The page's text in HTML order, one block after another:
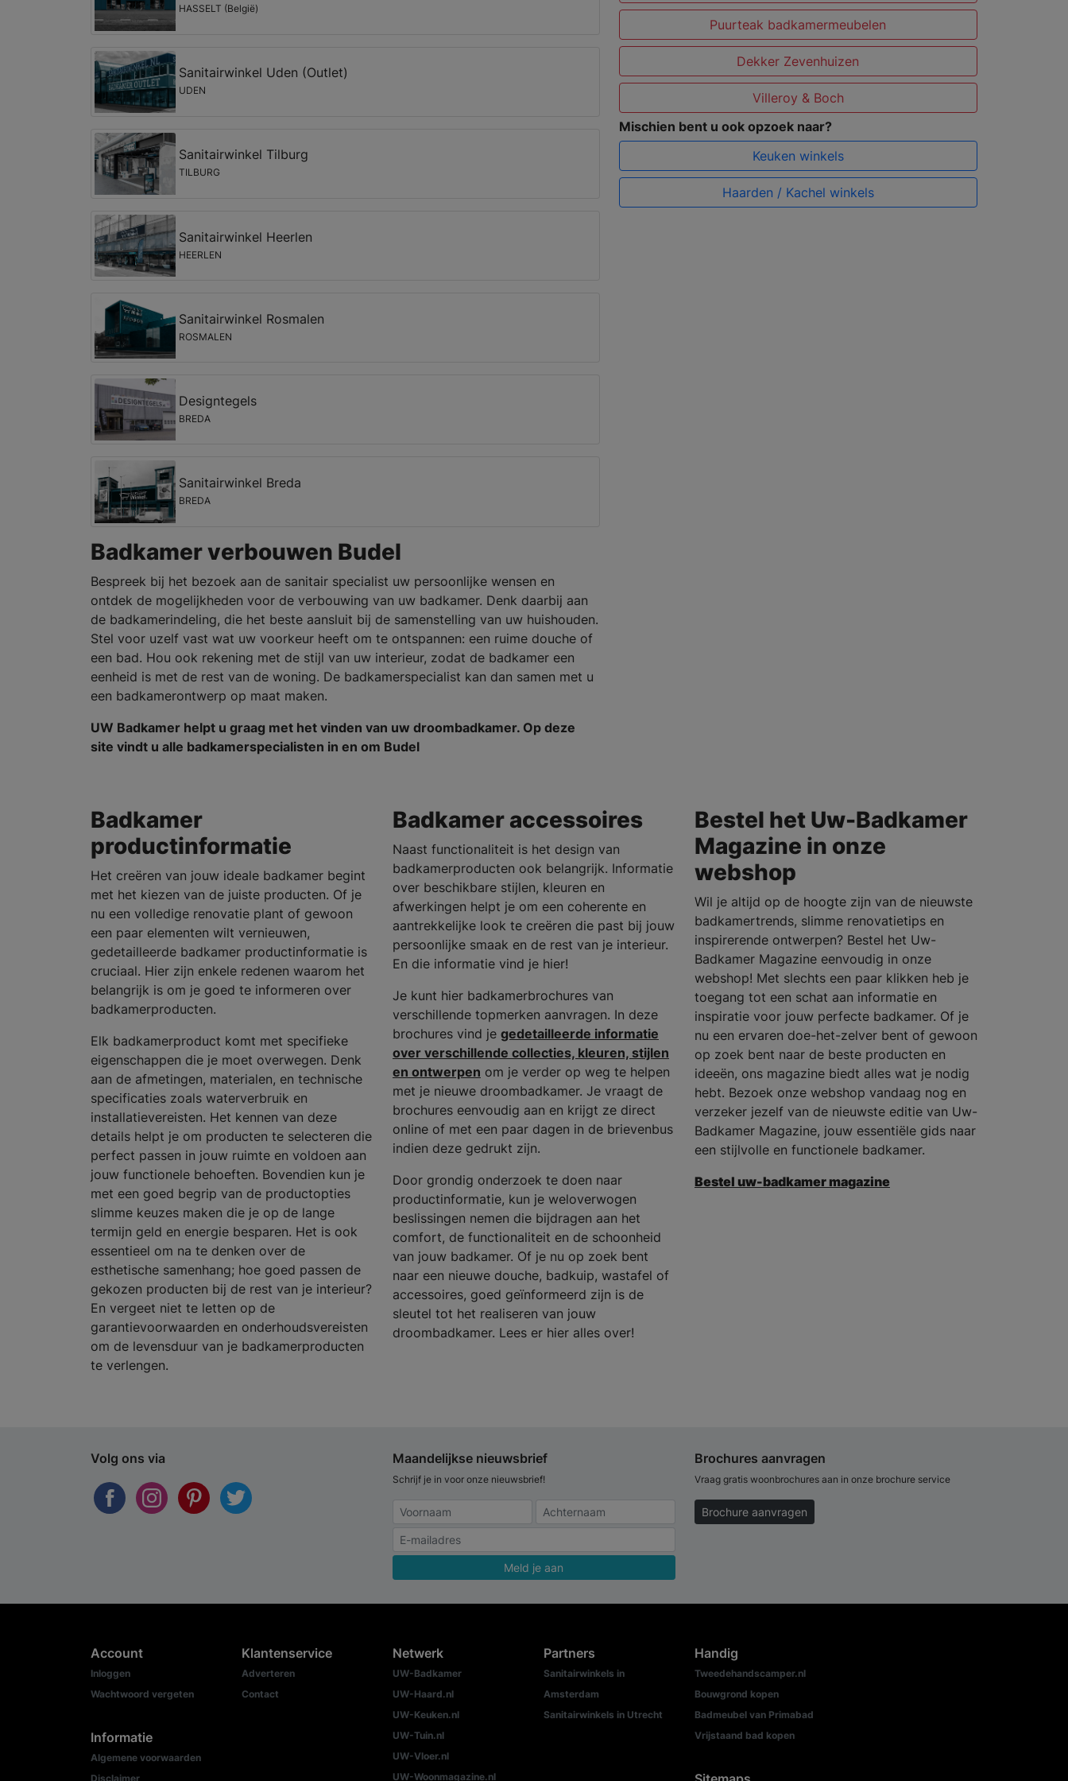
HASSELT (België)
Sanitairwinkel Uden (Outlet)
UDEN
Sanitairwinkel Tilburg
TILBURG
Sanitairwinkel Heerlen
HEERLEN
Sanitairwinkel Rosmalen
ROSMALEN
Designtegels
BREDA
Sanitairwinkel Breda
BREDA
Badkamer verbouwen Budel
Bespreek bij het bezoek aan de sanitair specialist uw persoonlijke wensen en
ontdek de mogelijkheden voor de verbouwing van uw badkamer. Denk daarbij aan
de badkamerindeling, die het beste aansluit bij de samenstelling van uw huishouden.
Stel voor uzelf vast wat uw voorkeur heeft om te ontspannen: een ruime douche of
een bad. Hou ook rekening met de stijl van uw interieur, zodat de badkamer een
eenheid is met de rest van de woning. De badkamerspecialist kan dan samen met u
een badkamerontwerp op maat maken.
UW Badkamer helpt u graag met het vinden van uw droombadkamer. Op deze
site vindt u alle badkamerspecialisten in en om Budel
Puurteak badkamermeubelen
Dekker Zevenhuizen
Villeroy & Boch
Mischien bent u ook opzoek naar?
Keuken winkels
Haarden / Kachel winkels
Badkamer
productinformatie
Het creëren van jouw ideale badkamer begint
met het kiezen van de juiste producten. Of je
nu een volledige renovatie plant of gewoon
een paar elementen wilt vernieuwen,
gedetailleerde badkamer productinformatie is
cruciaal. Hier zijn enkele redenen waarom het
belangrijk is om je goed te informeren over
badkamerproducten.
Elk badkamerproduct komt met specifieke
eigenschappen die je moet overwegen. Denk
aan de afmetingen, materialen, en technische
specificaties zoals waterverbruik en
installatievereisten. Het kennen van deze
details helpt je om producten te selecteren die
perfect passen in jouw ruimte en voldoen aan
jouw functionele behoeften. Bovendien kun je
met een goed begrip van de productopties
slimme keuzes maken die je op de lange
termijn geld en energie besparen. Het is ook
essentieel om na te denken over de
esthetische samenhang; hoe goed passen de
gekozen producten bij de rest van je interieur?
En vergeet niet te letten op de
garantievoorwaarden en onderhoudsvereisten
om de levensduur van je badkamerproducten
te verlengen.
Badkamer accessoires
Naast functionaliteit is het design van
badkamerproducten ook belangrijk. Informatie
over beschikbare stijlen, kleuren en
afwerkingen helpt je om een coherente en
aantrekkelijke look te creëren die past bij jouw
persoonlijke smaak en de rest van je interieur.
En die informatie vind je hier!
Je kunt hier badkamerbrochures van
verschillende topmerken aanvragen. In deze
brochures vind je gedetailleerde informatie
over verschillende collecties, kleuren, stijlen
en ontwerpen om je verder op weg te helpen
met je nieuwe droombadkamer. Je vraagt de
brochures eenvoudig aan en krijgt ze direct
online of met een paar dagen in de brievenbus
indien deze gedrukt zijn.
Door grondig onderzoek te doen naar
productinformatie, kun je weloverwogen
beslissingen nemen die bijdragen aan het
comfort, de functionaliteit en de schoonheid
van jouw badkamer. Of je nu op zoek bent
naar een nieuwe douche, badkuip, wastafel of
accessoires, goed geïnformeerd zijn is de
sleutel tot het realiseren van jouw
droombadkamer. Lees er hier alles over!
Bestel het Uw-Badkamer
Magazine in onze
webshop
Wil je altijd op de hoogte zijn van de nieuwste
badkamertrends, slimme renovatietips en
inspirerende ontwerpen? Bestel het Uw-
Badkamer Magazine eenvoudig in onze
webshop! Met slechts een paar klikken heb je
toegang tot een schat aan informatie en
inspiratie voor jouw perfecte badkamer. Of je
nu een ervaren doe-het-zelver bent of gewoon
op zoek bent naar de beste producten en
ideeën, ons magazine biedt alles wat je nodig
hebt. Bezoek onze webshop vandaag nog en
verzeker jezelf van de nieuwste editie van Uw-
Badkamer Magazine, jouw essentiële gids naar
een stijlvolle en functionele badkamer.
Bestel uw-badkamer magazine
Volg ons via Maandelijkse nieuwsbrief
Schrijf je in voor onze nieuwsbrief!
Meld je aan
Brochures aanvragen
Vraag gratis woonbrochures aan in onze brochure service
Brochure aanvragen
Account
Inloggen
Wachtwoord vergeten
Informatie
Algemene voorwaarden
Disclaimer
Klantenservice
Adverteren
Contact
Netwerk
UW-Badkamer
UW-Haard.nl
UW-Keuken.nl
UW-Tuin.nl
UW-Vloer.nl
UW-Woonmagazine.nl
Partners
Sanitairwinkels in
Amsterdam
Sanitairwinkels in Utrecht
Handig
Tweedehandscamper.nl
Bouwgrond kopen
Badmeubel van Primabad
Vrijstaand bad kopen